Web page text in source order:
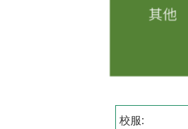
校服: